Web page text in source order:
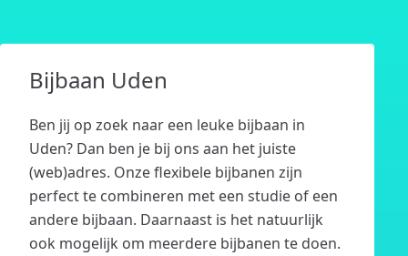
Bijbaan Uden
Ben jij op zoek naar een leuke bijbaan in
Uden? Dan ben je bij ons aan het juiste
(web)adres. Onze flexibele bijbanen zijn
perfect te combineren met een studie of een
andere bijbaan. Daarnaast is het natuurlijk
ook mogelijk om meerdere bijbanen te doen.